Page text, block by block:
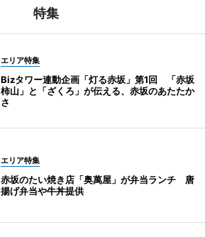
特集
エリア特集
Bizタワー連動企画「灯る赤坂」第1回 「赤坂
柿山」と「ざくろ」が伝える、赤坂のあたたか
さ
エリア特集
赤坂のたい焼き店「奥萬屋」が弁当ランチ 唐
揚げ弁当や牛丼提供